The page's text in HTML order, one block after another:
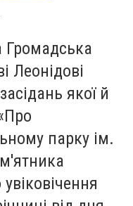
Громадська
Леонідові
якої й
парку ім.